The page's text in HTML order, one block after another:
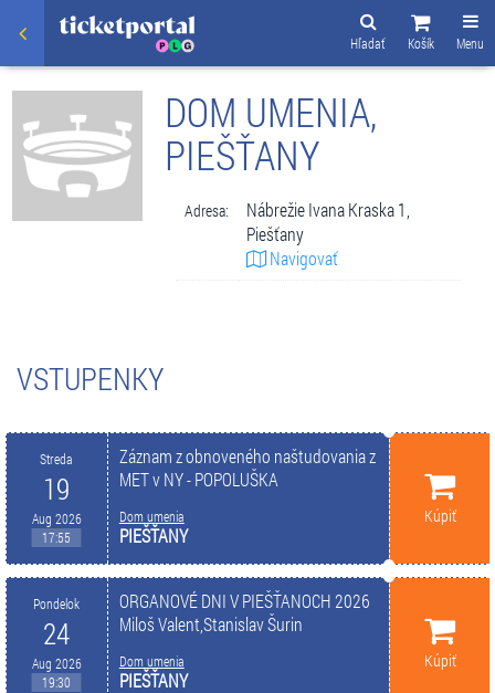
Menu
Košík
Hľadať
DOM UMENIA,
PIEŠŤANY
Adresa:
Nábrežie Ivana Kraska 1,
Piešťany
Navigovať
VSTUPENKY
Streda
19
Aug 2026
17:55
Záznam z obnoveného naštudovania z
MET v NY - POPOLUŠKA
Dom umenia
PIEŠŤANY
Kúpiť
Pondelok
24
Aug 2026
19:30
ORGANOVÉ DNI V PIEŠŤANOCH 2026
Miloš Valent,Stanislav Šurin
Dom umenia
PIEŠŤANY
Kúpiť